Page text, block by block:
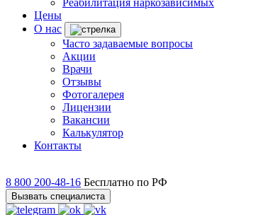
Реабилитация наркозависимых
Цены
О нас
Часто задаваемые вопросы
Акции
Врачи
Отзывы
Фотогалерея
Лицензии
Вакансии
Калькулятор
Контакты
8 800 200-48-16 Бесплатно по РФ
Вызвать специалиста